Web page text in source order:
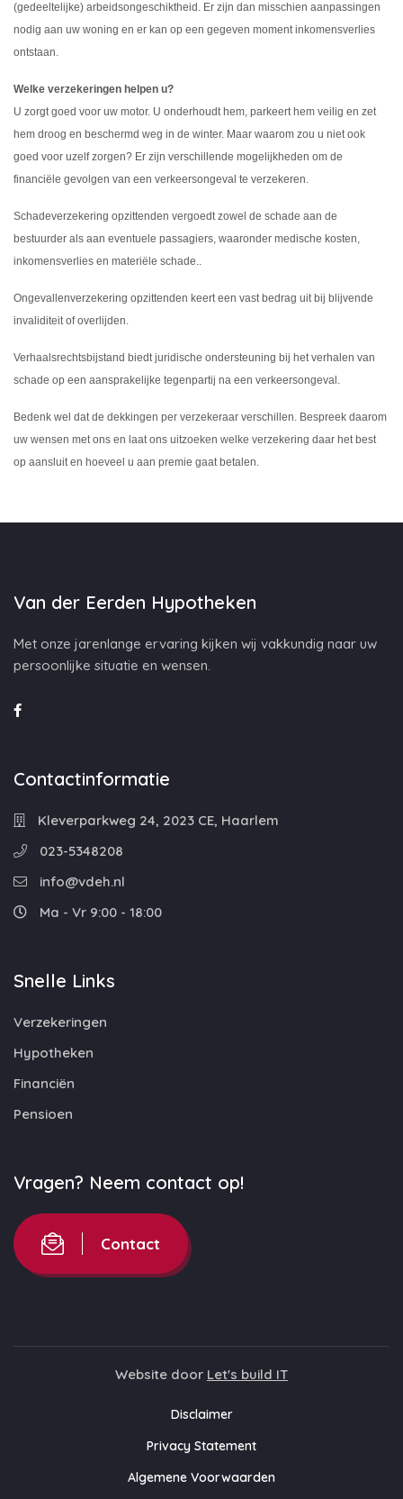
(gedeeltelijke) arbeidsongeschiktheid. Er zijn dan misschien aanpassingen
nodig aan uw woning en er kan op een gegeven moment inkomensverlies
ontstaan.
Welke verzekeringen helpen u?
U zorgt goed voor uw motor. U onderhoudt hem, parkeert hem veilig en zet
hem droog en beschermd weg in de winter. Maar waarom zou u niet ook
goed voor uzelf zorgen? Er zijn verschillende mogelijkheden om de
financiële gevolgen van een verkeersongeval te verzekeren.
Schadeverzekering opzittenden vergoedt zowel de schade aan de
bestuurder als aan eventuele passagiers, waaronder medische kosten,
inkomensverlies en materiële schade..
Ongevallenverzekering opzittenden keert een vast bedrag uit bij blijvende
invaliditeit of overlijden.
Verhaalsrechtsbijstand biedt juridische ondersteuning bij het verhalen van
schade op een aansprakelijke tegenpartij na een verkeersongeval.
Bedenk wel dat de dekkingen per verzekeraar verschillen. Bespreek daarom
uw wensen met ons en laat ons uitzoeken welke verzekering daar het best
op aansluit en hoeveel u aan premie gaat betalen.
Van der Eerden Hypotheken
Met onze jarenlange ervaring kijken wij vakkundig naar uw
persoonlijke situatie en wensen.
Contactinformatie
Kleverparkweg 24, 2023 CE, Haarlem
023-5348208
info@vdeh.nl
Ma - Vr 9:00 - 18:00
Snelle Links
Verzekeringen
Hypotheken
Financiën
Pensioen
Vragen? Neem contact op!
Contact
Website door Let's build IT
Disclaimer
Privacy Statement
Algemene Voorwaarden